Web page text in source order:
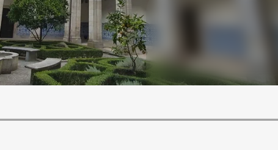
CENTRO